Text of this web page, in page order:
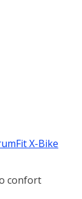
X-Bike
confort